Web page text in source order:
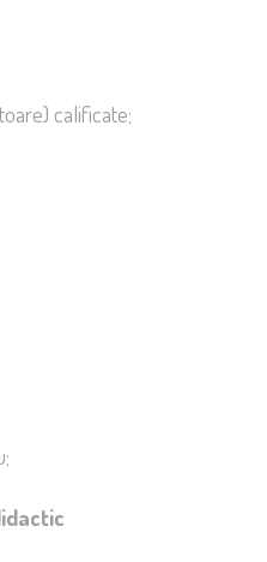
calificate;